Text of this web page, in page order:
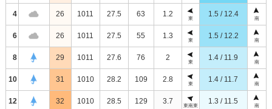
4 26 1011 27.5 63 1.2
東
1.5 / 12.4
南
6 26 1011 27.5 55 1.3
東
1.5 / 12.2
南
8 29 1011 27.6 76 2
東
1.4 / 11.9
南
10 31 1010 28.2 109 2.8
東
1.4 / 11.7
南
12 32 1010 28.5 129 3.7
東南東
1.3 / 11.5
南